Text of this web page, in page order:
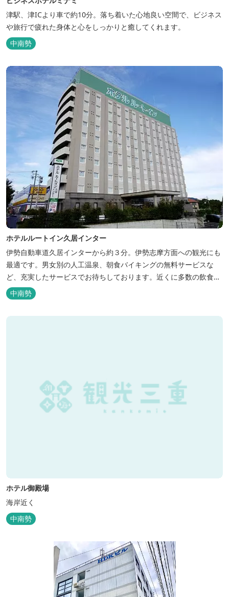
津駅、津ICより車で約10分。落ち着いた心地良い空間で、ビジネス
や旅行で疲れた身体と心をしっかりと癒してくれます。
中南勢
ホテルルートイン久居インター
伊勢自動車道久居インターから約３分。伊勢志摩方面への観光にも
最適です。男女別の人工温泉、朝食バイキングの無料サービスな
ど、充実したサービスでお待ちしております。近くに多数の飲食店
や物販店もあります。
中南勢
ホテル御殿場
海岸近く
中南勢